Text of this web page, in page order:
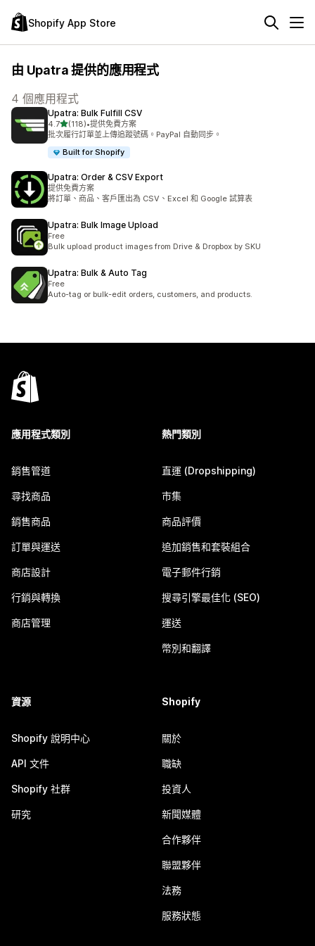
Shopify App Store
由 Upatra 提供的應用程式
4 個應用程式
Upatra: Bulk Fulfill CSV
4.7滿分 5 顆星
(118)
共有 118 則評價
•提供免費方案
批次履行訂單並上傳追蹤號碼。PayPal 自動同步。
Built for Shopify
Upatra: Order & CSV Export
提供免費方案
將訂單、商品、客戶匯出為 CSV、Excel 和 Google 試算表
Upatra: Bulk Image Upload
Free
Bulk upload product images from Drive & Dropbox by SKU
Upatra: Bulk & Auto Tag
Free
Auto-tag or bulk-edit orders, customers, and products.
應用程式類別
銷售管道
尋找商品
銷售商品
訂單與運送
商店設計
行銷與轉換
商店管理
熱門類別
直運 (Dropshipping)
市集
商品評價
追加銷售和套裝組合
電子郵件行銷
搜尋引擎最佳化 (SEO)
運送
幣別和翻譯
資源
Shopify 說明中心
API 文件
Shopify 社群
研究
Shopify
關於
職缺
投資人
新聞媒體
合作夥伴
聯盟夥伴
法務
服務狀態